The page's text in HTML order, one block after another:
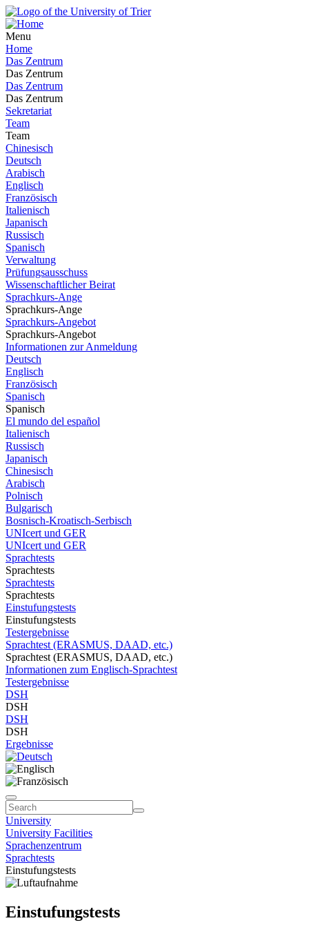
Menu
Home
Das Zentrum
Das Zentrum
Das Zentrum
Das Zentrum
Sekretariat
Team
Team
Chinesisch
Deutsch
Arabisch
Englisch
Französisch
Italienisch
Japanisch
Russisch
Spanisch
Verwaltung
Prüfungsausschuss
Wissenschaftlicher Beirat
Sprachkurs-Ange
Sprachkurs-Ange
Sprachkurs-Angebot
Sprachkurs-Angebot
Informationen zur Anmeldung
Deutsch
Englisch
Französisch
Spanisch
Spanisch
El mundo del español
Italienisch
Russisch
Japanisch
Chinesisch
Arabisch
Polnisch
Bulgarisch
Bosnisch-Kroatisch-Serbisch
UNIcert und GER
UNIcert und GER
Sprachtests
Sprachtests
Sprachtests
Sprachtests
Einstufungstests
Einstufungstests
Testergebnisse
Sprachtest (ERASMUS, DAAD, etc.)
Sprachtest (ERASMUS, DAAD, etc.)
Informationen zum Englisch-Sprachtest
Testergebnisse
DSH
DSH
DSH
DSH
Ergebnisse
University
University Facilities
Sprachenzentrum
Sprachtests
Einstufungstests
Einstufungstests